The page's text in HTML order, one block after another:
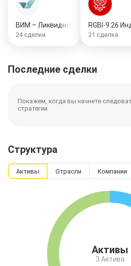
ВИМ – Ликвидность
24 сделки
RGBI-9.26
21 сделка
Последние сделки
Покажем, когда вы начнете
стратегии
Структура
Активы Ещё
Отрасли Ещё
Компании
Активы
3 Актива